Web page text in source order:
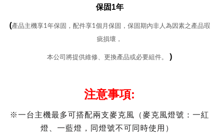
保固1年
(產品主機享1年保固，配件享1個月保固，保固期內非人為因素之產品瑕
疵損壞，
本公司將提供維修、更換產品或必要組件。 )
注意事項:
※一台主機最多可搭配兩支麥克風（麥克風燈號：一紅
燈、一藍燈，同燈號不可同時使用）